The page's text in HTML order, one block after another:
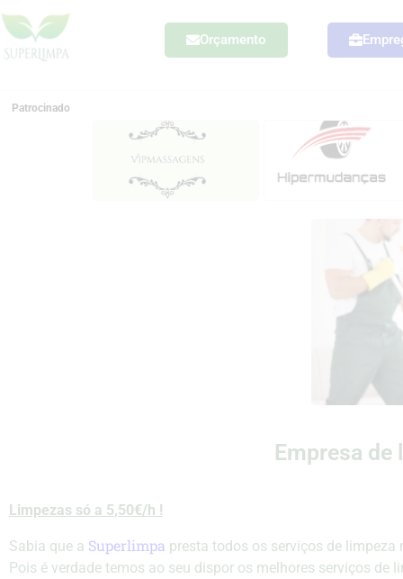
Orçamento
Patrocinado
Empresa de
Limpezas só a 5,50€/h !
Sabia que a Superlimpa presta todos os serviços de limpeza
Pois é verdade temos ao seu dispor os melhores serviços